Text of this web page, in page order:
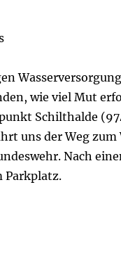
wie viel Mut
Schilthalde
uns der Weg
Nach
Parkplatz.